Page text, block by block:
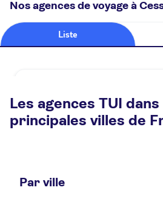
Nos agences de voyage à
Liste
Carte
Fermé.Ouvre à 14:00
53 Rue de Rennes 35510
Les agences TUI dans
principales villes de
Par ville